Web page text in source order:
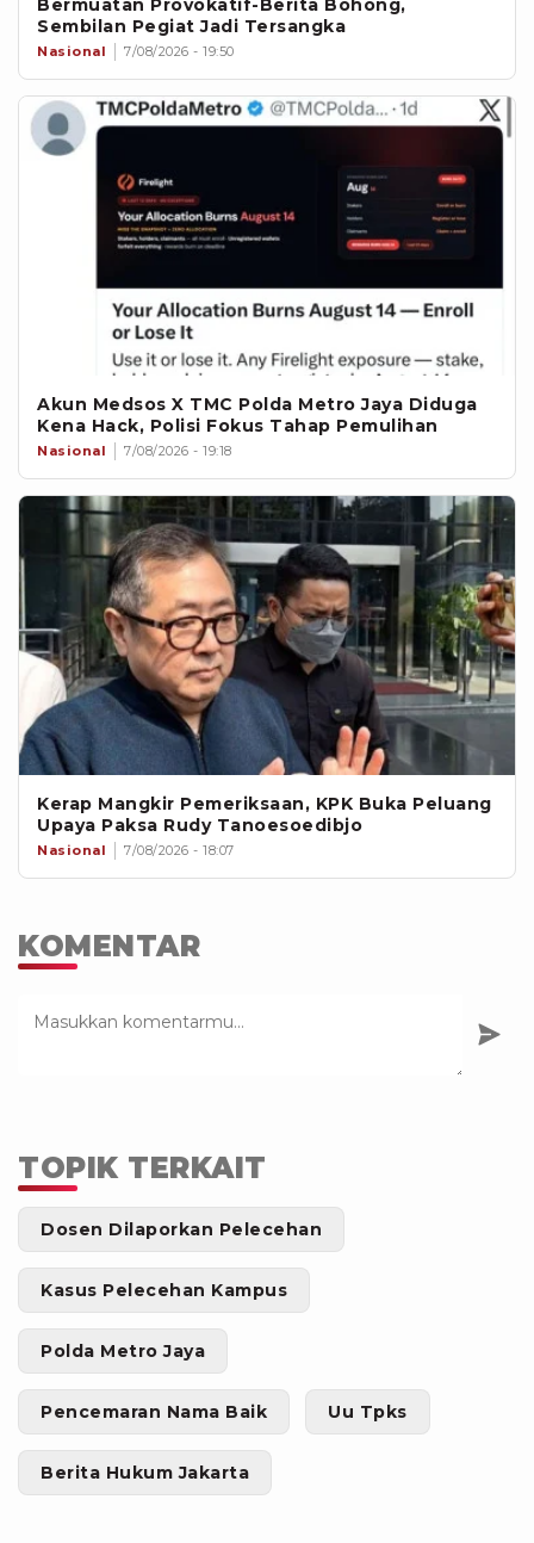
Bermuatan Provokatif-Berita Bohong,
Sembilan Pegiat Jadi Tersangka
Nasional 7/08/2026 - 19:50
Akun Medsos X TMC Polda Metro Jaya Diduga
Kena Hack, Polisi Fokus Tahap Pemulihan
Nasional 7/08/2026 - 19:18
Kerap Mangkir Pemeriksaan, KPK Buka Peluang
Upaya Paksa Rudy Tanoesoedibjo
Nasional 7/08/2026 - 18:07
KOMENTAR
TOPIK TERKAIT
Dosen Dilaporkan Pelecehan
Kasus Pelecehan Kampus
Polda Metro Jaya
Pencemaran Nama Baik Uu Tpks
Berita Hukum Jakarta